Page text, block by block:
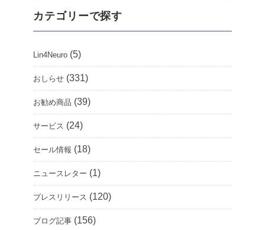
カテゴリーで探す
Lin4Neuro (5)
おしらせ (331)
お勧め商品 (39)
サービス (24)
セール情報 (18)
ニュースレター (1)
プレスリリース (120)
ブログ記事 (156)